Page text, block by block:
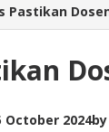
Pastikan
October 2024by